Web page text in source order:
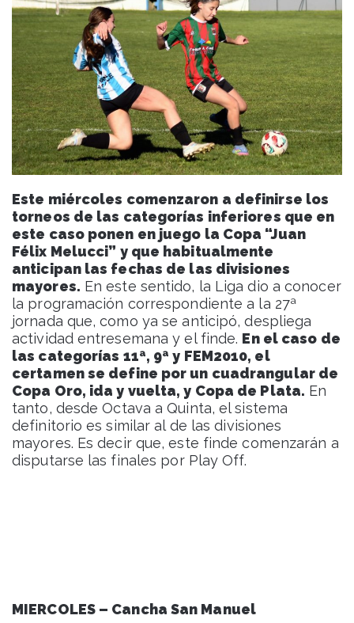
Este miércoles comenzaron a definirse los
torneos de las categorías inferiores que en
este caso ponen en juego la Copa “Juan
Félix Melucci” y que habitualmente
anticipan las fechas de las divisiones
mayores. En este sentido, la Liga dio a conocer
la programación correspondiente a la 27ª
jornada que, como ya se anticipó, despliega
actividad entresemana y el finde. En el caso de
las categorías 11ª, 9ª y FEM2010, el
certamen se define por un cuadrangular de
Copa Oro, ida y vuelta, y Copa de Plata. En
tanto, desde Octava a Quinta, el sistema
definitorio es similar al de las divisiones
mayores. Es decir que, este finde comenzarán a
disputarse las finales por Play Off.
MIERCOLES – Cancha San Manuel